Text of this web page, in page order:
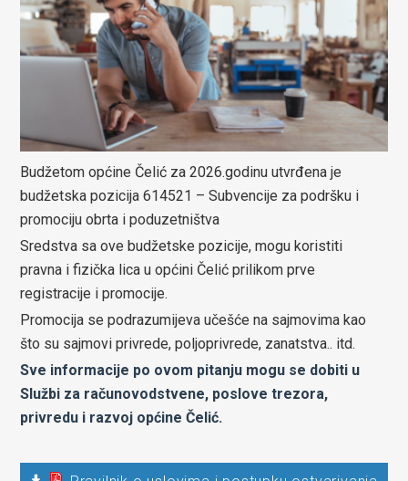
Budžetom općine Čelić za 2026.godinu utvrđena je
budžetska pozicija 614521 – Subvencije za podršku i
promociju obrta i poduzetništva
Sredstva sa ove budžetske pozicije, mogu koristiti
pravna i fizička lica u općini Čelić prilikom prve
registracije i promocije.
Promocija se podrazumijeva učešće na sajmovima kao
što su sajmovi privrede, poljoprivrede, zanatstva.. itd.
Sve informacije po ovom pitanju mogu se dobiti u
Službi za računovodstvene, poslove trezora,
privredu i razvoj općine Čelić.